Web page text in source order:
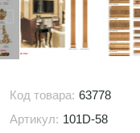
Код товара: 63778
Артикул: 101D-58